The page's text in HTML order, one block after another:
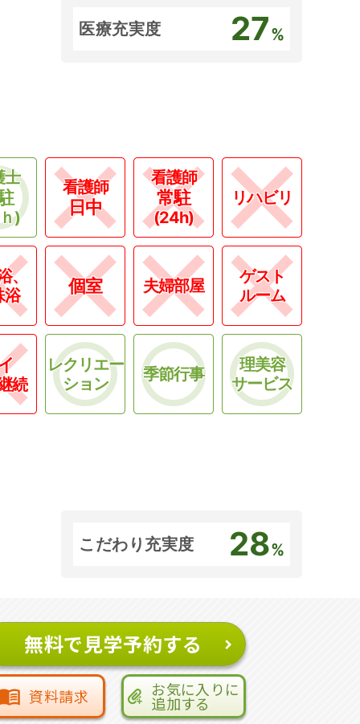
医療充実度 27%
士
)
看護師
日中
看護師
常駐
(24h)
リハビリ
、
浴
個室 夫婦部屋
ゲスト
ルーム
続
レクリエー
ション
季節行事
理美容
サービス
こだわり充実度 28%
無料で見学予約する
資料請求 お気に入りに
追加する